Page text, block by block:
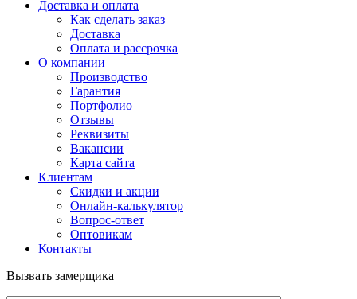
Доставка и оплата
Как сделать заказ
Доставка
Оплата и рассрочка
О компании
Производство
Гарантия
Портфолио
Отзывы
Реквизиты
Вакансии
Карта сайта
Клиентам
Скидки и акции
Онлайн-калькулятор
Вопрос-ответ
Оптовикам
Контакты
Вызвать замерщика